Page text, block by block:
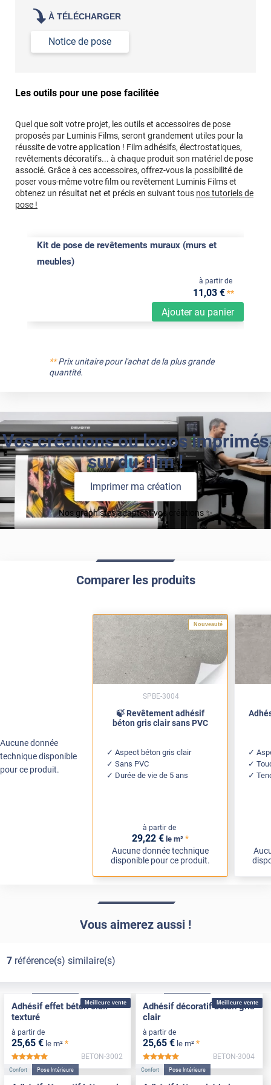
À TÉLÉCHARGER
Notice de pose
Les outils pour une pose facilitée
Quel que soit votre projet, les outils et accessoires de pose
proposés par Luminis Films, seront grandement utiles pour la
réussite de votre application ! Film adhésifs, électrostatiques,
revêtements décoratifs... à chaque produit son matériel de pose
associé. Grâce à ces accessoires, offrez-vous la possibilité de
poser vous-même votre film ou revêtement Luminis Films et
obtenez un résultat net et précis en suivant tous nos tutoriels de
pose !
Kit de pose de revêtements muraux (murs et
meubles)
Ajouter au panier
à partir de
11,03 €**
**Prix unitaire pour l'achat de la plus grande
quantité.
Vos créations ou logos imprimés
sur du film !
Imprimer ma création
Nos graphistes adaptent vos créations ✨
Comparer les produits
Aucune donnée
technique disponible
pour ce produit.
Nouveauté
🍃 Revêtement adhésif
béton gris clair sans PVC
Aspect béton gris clair
Sans PVC
Durée de vie de 5 ans
à partir de
29,22 € le m² *
Aucune donnée technique
disponible pour ce produit.
SPBE-3004
Vous aimerez aussi !
7référence(s) similaire(s)
Meilleure vente
Adhésif effet béton clair
texturé
à partir de
25,65 € le m² *
*****
BETON-3002
Meilleure vente
Adhésif décoratif béton gris
clair
à partir de
25,65 € le m² *
BETON-3004
Confort Pose Intérieure Confort Pose Intérieure